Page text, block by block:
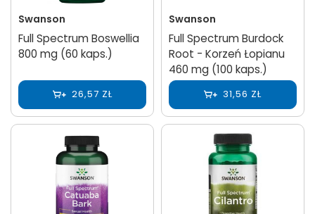
Swanson
Full Spectrum Boswellia
800 mg (60 kaps.)
26,57 ZŁ
Swanson
Full Spectrum Burdock
Root - Korzeń Łopianu
460 mg (100 kaps.)
31,56 ZŁ